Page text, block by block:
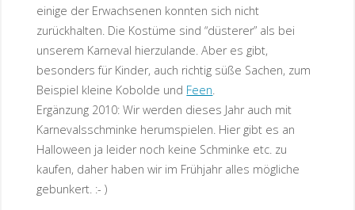
einige der Erwachsenen konnten sich nicht
zurückhalten. Die Kostüme sind “düsterer” als bei
unserem Karneval hierzulande. Aber es gibt,
besonders für Kinder, auch richtig süße Sachen, zum
Beispiel kleine Kobolde und Feen.
Ergänzung 2010: Wir werden dieses Jahr auch mit
Karnevalsschminke herumspielen. Hier gibt es an
Halloween ja leider noch keine Schminke etc. zu
kaufen, daher haben wir im Frühjahr alles mögliche
gebunkert. :- )